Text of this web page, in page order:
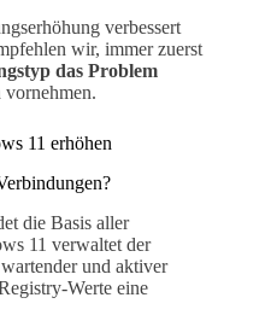
verbessert
wir, immer zuerst
das Problem
11 erhöhen
die Basis aller
11 verwaltet der
und aktiver
Werte eine